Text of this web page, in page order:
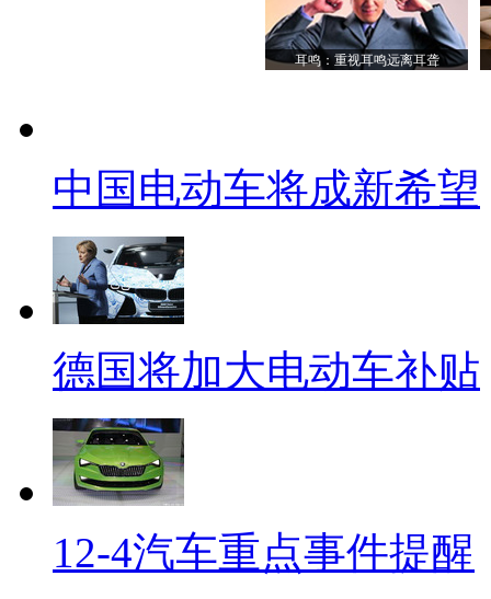
耳鸣：重视耳鸣远离耳聋
中国电动车将成新希望
德国将加大电动车补贴
12-4汽车重点事件提醒